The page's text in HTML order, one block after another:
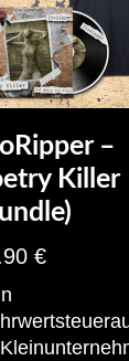
–
Killer
€